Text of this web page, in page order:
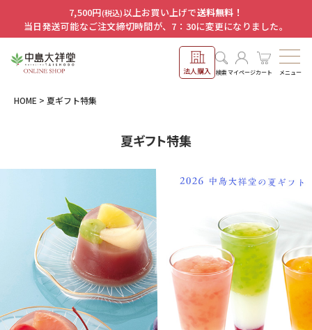
7,500円(税込)以上お買い上げで送料無料！
当日発送可能なご注文締切時間が、7：30に変更になりました。
法人購入 検索マイページカート メニュー
HOME 夏ギフト特集
夏ギフト特集